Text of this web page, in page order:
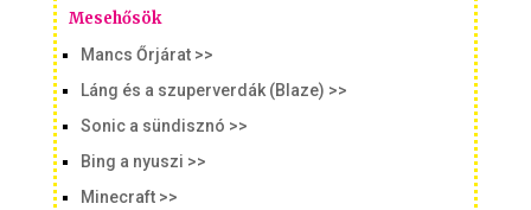
Mesehősök
Mancs Őrjárat >>
Láng és a szuperverdák (Blaze) >>
Sonic a sündisznó >>
Bing a nyuszi >>
Minecraft >>